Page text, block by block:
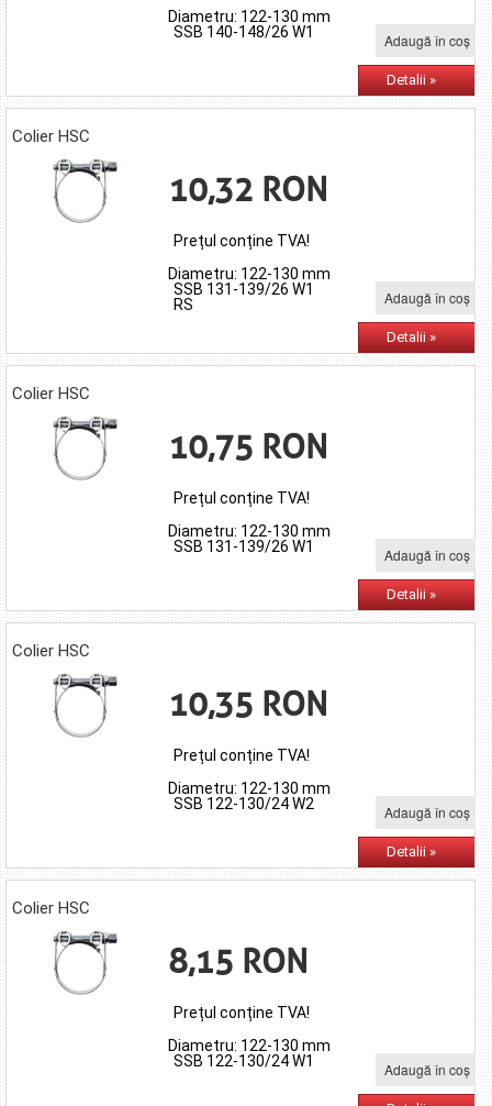
Diametru: 122-130 mm
SSB 140-148/26 W1
Adaugă în coş
Detalii »
Colier HSC
10,32 RON
Prețul conține TVA!
Diametru: 122-130 mm
SSB 131-139/26 W1
RS
Adaugă în coş
Detalii »
Colier HSC
10,75 RON
Prețul conține TVA!
Diametru: 122-130 mm
SSB 131-139/26 W1
Adaugă în coş
Detalii »
Colier HSC
10,35 RON
Prețul conține TVA!
Diametru: 122-130 mm
SSB 122-130/24 W2
Adaugă în coş
Detalii »
Colier HSC
8,15 RON
Prețul conține TVA!
Diametru: 122-130 mm
SSB 122-130/24 W1
Adaugă în coş